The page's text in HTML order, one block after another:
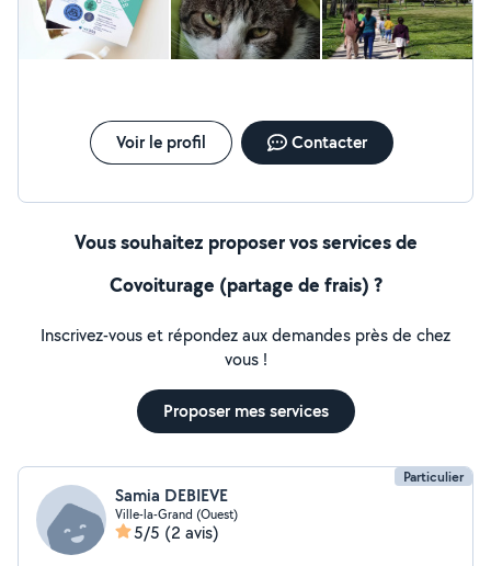
Voir le profil Contacter
Vous souhaitez proposer vos services de
Covoiturage (partage de frais) ?
Inscrivez-vous et répondez aux demandes près de chez
vous !
Proposer mes services
Particulier
Samia DEBIEVE
Ville-la-Grand (Ouest)
5/5 (2 avis)